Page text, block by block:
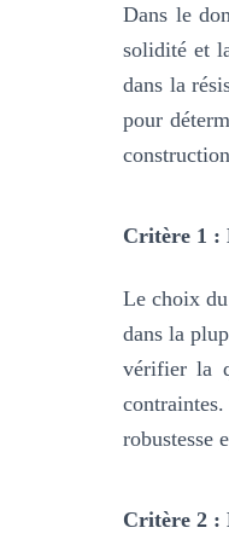
Dans le
solidité et
dans la
pour
Critère 1 :
Le choix
dans la
vérifier la
robustesse
Critère 2 :